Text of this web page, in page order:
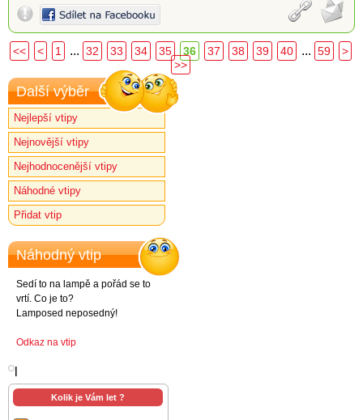
<< < 1 ... 32 33 34 35 36 37 38 39 40 ... 59
>
>>
Další výběr
Nejlepší vtipy
Nejnovější vtipy
Nejhodnocenější vtipy
Náhodné vtipy
Přidat vtip
Náhodný vtip
Sedí to na lampě a pořád se to
vrtí. Co je to?
Lamposed neposedný!
Odkaz na vtip
Kolik je Vám let ?